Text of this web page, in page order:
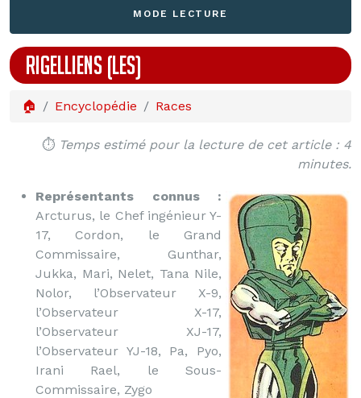
MODE LECTURE
RIGELLIENS (LES)
🏠 Encyclopédie Races
⏱️ Temps estimé pour la lecture de cet article : 4
minutes.
Représentants connus :
Arcturus, le Chef ingénieur Y-
17, Cordon, le Grand
Commissaire, Gunthar,
Jukka, Mari, Nelet, Tana Nile,
Nolor, l’Observateur X-9,
l’Observateur X-17,
l’Observateur XJ-17,
l’Observateur YJ-18, Pa, Pyo,
Irani Rael, le Sous-
Commissaire, Zygo